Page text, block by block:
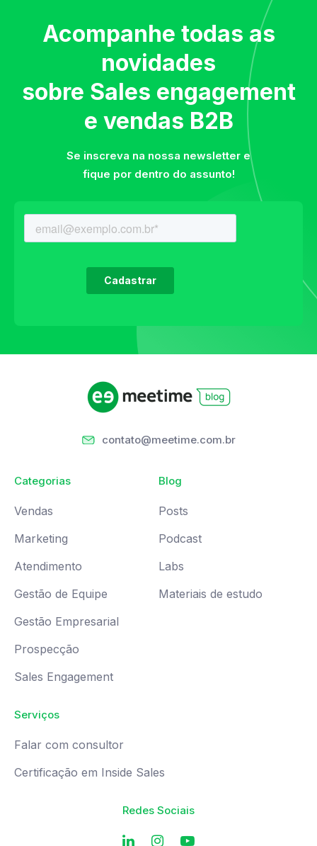
Acompanhe todas as
novidades
sobre Sales engagement
e vendas B2B
Se inscreva na nossa newsletter e
fique por dentro do assunto!
contato@meetime.com.br
Categorias
Vendas
Marketing
Atendimento
Gestão de Equipe
Gestão Empresarial
Prospecção
Sales Engagement
Blog
Posts
Podcast
Labs
Materiais de estudo
Serviços
Falar com consultor
Certificação em Inside Sales
Redes Sociais